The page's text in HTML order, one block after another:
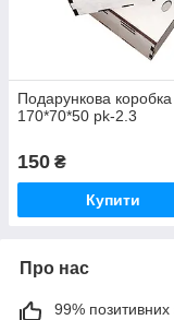
Подарункова коробка
170*70*50 pk-2.3
150 ₴
Купити
Про нас
99% позитивних